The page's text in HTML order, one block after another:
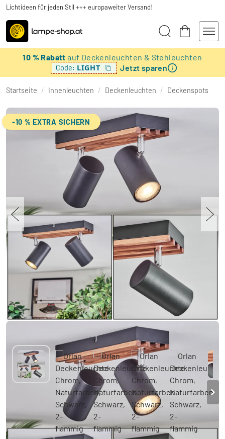
Lichtideen für jeden Stil +++ europaweiter Versand!
10 % Rabattauf Deckenleuchten & Stehleuchten
Code: LIGHT Jetzt sparen
Startseite / Innenleuchten / Deckenleuchten / Deckenspots
-10 % EXTRA SICHERN